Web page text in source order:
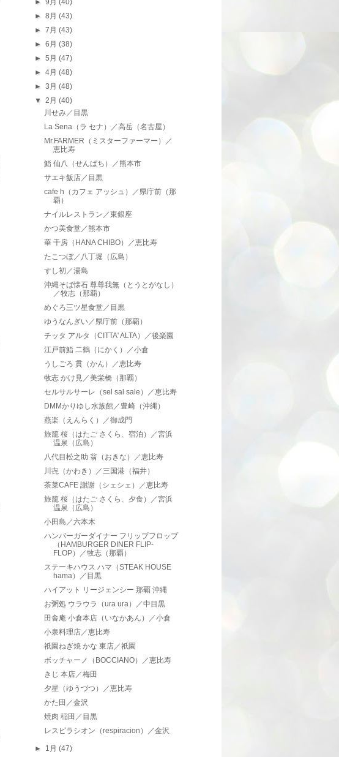
►9月(40)
►8月(43)
►7月(43)
►6月(38)
►5月(47)
►4月(48)
►3月(48)
▼2月(40)
川せみ／目黒
La Sena（ラ セナ）／高岳（名古屋）
Mr.FARMER（ミスターファーマー）／
恵比寿
鮨 仙八（せんぱち）／熊本市
サエキ飯店／目黒
cafe h（カフェ アッシュ）／県庁前（那
覇）
ナイルレストラン／東銀座
かつ美食堂／熊本市
華 千房（HANA CHIBO）／恵比寿
たこつぼ／八丁堀（広島）
すし初／湯島
沖縄そば懐石 尊尊我無（とうとがなし）
／牧志（那覇）
めぐろ三ツ星食堂／目黒
ゆうなんぎい／県庁前（那覇）
チッタ アルタ（CITTA' ALTA）／後楽園
江戸前鮨 二鶴（にかく）／小倉
うしごろ 貫（かん）／恵比寿
牧志 かけ見／美栄橋（那覇）
セルサルサーレ（sel sal sale）／恵比寿
DMMかりゆし水族館／豊崎（沖縄）
燕楽（えんらく）／御成門
旅籠 桜（はたご さくら、宿泊）／宮浜
温泉（広島）
八代目松之助 翁（おきな）／恵比寿
川㐂（かわき）／三国港（福井）
茶菜CAFE 謝謝（シェシェ）／恵比寿
旅籠 桜（はたご さくら、夕食）／宮浜
温泉（広島）
小田島／六本木
ハンバーガーダイナー フリップフロップ
（HAMBURGER DINER FLIP-
FLOP）／牧志（那覇）
ステーキハウス ハマ（STEAK HOUSE
hama）／目黒
ハイアット リージェンシー 那覇 沖縄
お粥処 ウラウラ（ura ura）／中目黒
田舎庵 小倉本店（いなかあん）／小倉
小泉料理店／恵比寿
祇園ねぎ焼 かな 東店／祇園
ボッチャーノ（BOCCIANO）／恵比寿
きじ 本店／梅田
夕星（ゆうづつ）／恵比寿
かた田／金沢
焼肉 稲田／目黒
レスピラシオン（respiracion）／金沢
► 1月(47)